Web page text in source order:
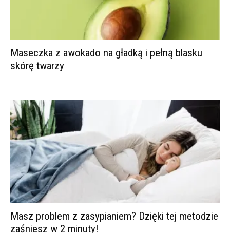
Maseczka z awokado na gładką i pełną blasku
skórę twarzy
Masz problem z zasypianiem? Dzięki tej metodzie
zaśniesz w 2 minuty!